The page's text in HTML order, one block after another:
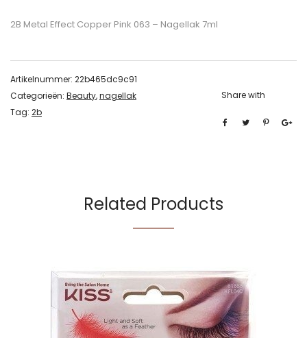
2B Metal Effect Copper Pink 063 – Nagellak 7ml
Artikelnummer: 22b465dc9c91
Categorieën: Beauty,nagellak
Tag: 2b
Share with
Related Products